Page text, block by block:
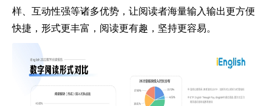
样、互动性强等诸多优势，让阅读者海量输入输出更方便
快捷，形式更丰富，阅读更有趣，坚持更容易。